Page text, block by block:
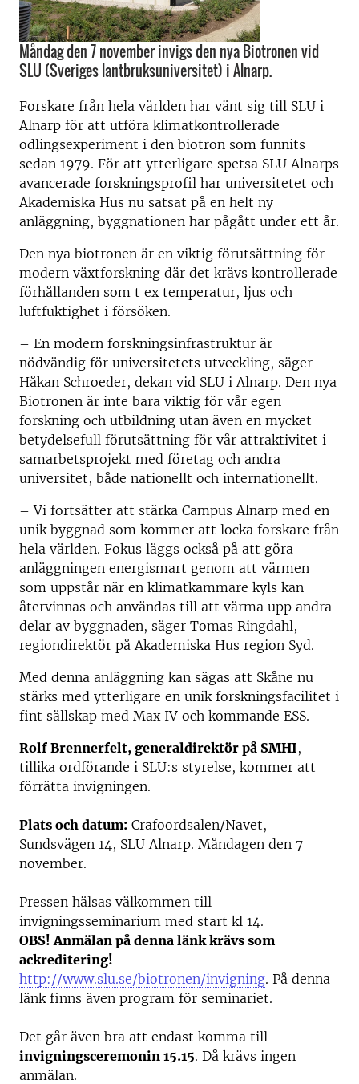
Måndag den 7 november invigs den nya Biotronen vid
SLU (Sveriges lantbruksuniversitet) i Alnarp.
Forskare från hela världen har vänt sig till SLU i
Alnarp för att utföra klimatkontrollerade
odlingsexperiment i den biotron som funnits
sedan 1979. För att ytterligare spetsa SLU Alnarps
avancerade forskningsprofil har universitetet och
Akademiska Hus nu satsat på en helt ny
anläggning, byggnationen har pågått under ett år.
Den nya biotronen är en viktig förutsättning för
modern växtforskning där det krävs kontrollerade
förhållanden som t ex temperatur, ljus och
luftfuktighet i försöken.
– En modern forskningsinfrastruktur är
nödvändig för universitetets utveckling, säger
Håkan Schroeder, dekan vid SLU i Alnarp. Den nya
Biotronen är inte bara viktig för vår egen
forskning och utbildning utan även en mycket
betydelsefull förutsättning för vår attraktivitet i
samarbetsprojekt med företag och andra
universitet, både nationellt och internationellt.
– Vi fortsätter att stärka Campus Alnarp med en
unik byggnad som kommer att locka forskare från
hela världen. Fokus läggs också på att göra
anläggningen energismart genom att värmen
som uppstår när en klimatkammare kyls kan
återvinnas och användas till att värma upp andra
delar av byggnaden, säger Tomas Ringdahl,
regiondirektör på Akademiska Hus region Syd.
Med denna anläggning kan sägas att Skåne nu
stärks med ytterligare en unik forskningsfacilitet i
fint sällskap med Max IV och kommande ESS.
Rolf Brennerfelt, generaldirektör på SMHI,
tillika ordförande i SLU:s styrelse, kommer att
förrätta invigningen.
Plats och datum: Crafoordsalen/Navet,
Sundsvägen 14, SLU Alnarp. Måndagen den 7
november.
Pressen hälsas välkommen till
invigningsseminarium med start kl 14.
OBS! Anmälan på denna länk krävs som
ackreditering!
http://www.slu.se/biotronen/invigning. På denna
länk finns även program för seminariet.
Det går även bra att endast komma till
invigningsceremonin 15.15. Då krävs ingen
anmälan.